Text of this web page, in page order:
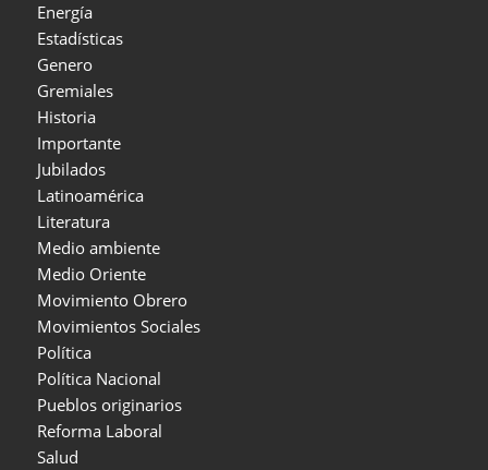
Energía
Estadísticas
Genero
Gremiales
Historia
Importante
Jubilados
Latinoamérica
Literatura
Medio ambiente
Medio Oriente
Movimiento Obrero
Movimientos Sociales
Política
Política Nacional
Pueblos originarios
Reforma Laboral
Salud